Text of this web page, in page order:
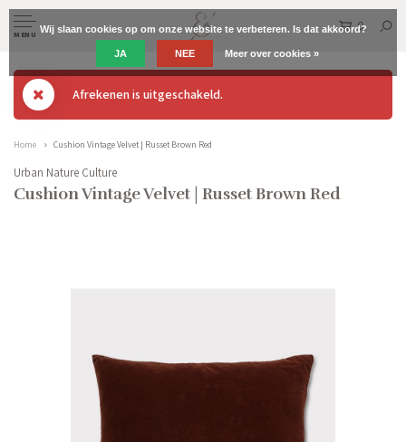
MENU
0
Afrekenen is uitgeschakeld.
Home Cushion Vintage Velvet | Russet Brown Red
Urban Nature Culture
Cushion Vintage Velvet | Russet Brown Red
Wij slaan cookies op om onze website te verbeteren. Is dat akkoord?
JA NEE Meer over cookies »